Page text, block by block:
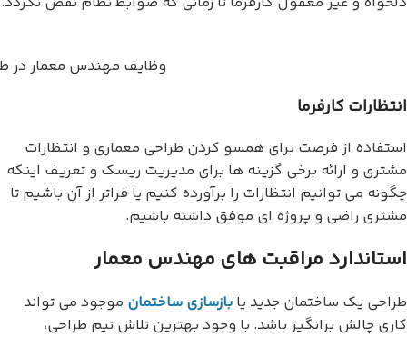
وظایف مهندس معمار در
انتظارات کارفرما
استفاده از فرصت برای همسو کردن طراحی معماری و انتظارات
مشتری و ارائه برخی گزینه ها برای مدیریت ریسک و تعریف اینکه
چگونه می توانیم انتظارات را برآورده کنیم یا فراتر از آن باشیم تا
مشتری راضی و پروژه ای موفق داشته باشیم.
استاندارد مراقبت های مهندس معمار
طراحی یک ساختمان جدید یا بازسازی ساختمان موجود می تواند
کاری چالش برانگیز باشد. با وجود بهترین تلاش تیم طراحی،